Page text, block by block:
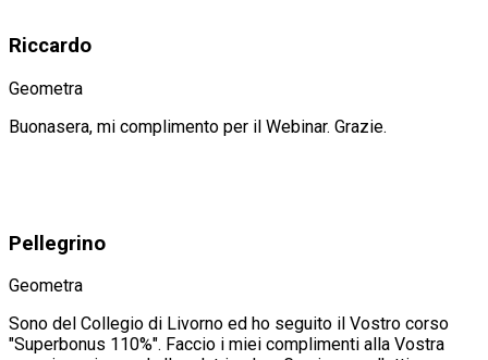
Riccardo
Geometra
Buonasera, mi complimento per il Webinar. Grazie.
Pellegrino
Geometra
Sono del Collegio di Livorno ed ho seguito il Vostro corso
"Superbonus 110%". Faccio i miei complimenti alla Vostra